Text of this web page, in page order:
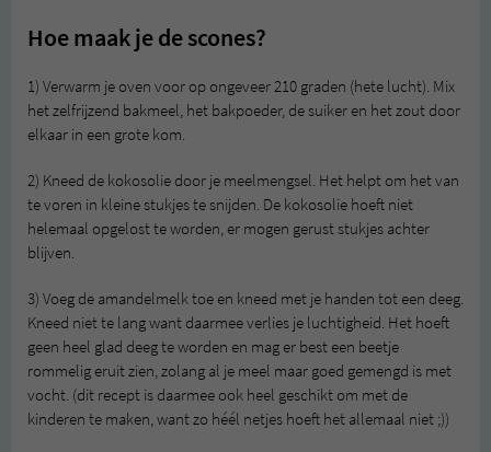
Hoe maak je de scones?
1) Verwarm je oven voor op ongeveer 210 graden (hete lucht). Mix
het zelfrijzend bakmeel, het bakpoeder, de suiker en het zout door
elkaar in een grote kom.
2) Kneed de kokosolie door je meelmengsel. Het helpt om het van
te voren in kleine stukjes te snijden. De kokosolie hoeft niet
helemaal opgelost te worden, er mogen gerust stukjes achter
blijven.
3) Voeg de amandelmelk toe en kneed met je handen tot een deeg.
Kneed niet te lang want daarmee verlies je luchtigheid. Het hoeft
geen heel glad deeg te worden en mag er best een beetje
rommelig eruit zien, zolang al je meel maar goed gemengd is met
vocht. (dit recept is daarmee ook heel geschikt om met de
kinderen te maken, want zo héél netjes hoeft het allemaal niet ;))